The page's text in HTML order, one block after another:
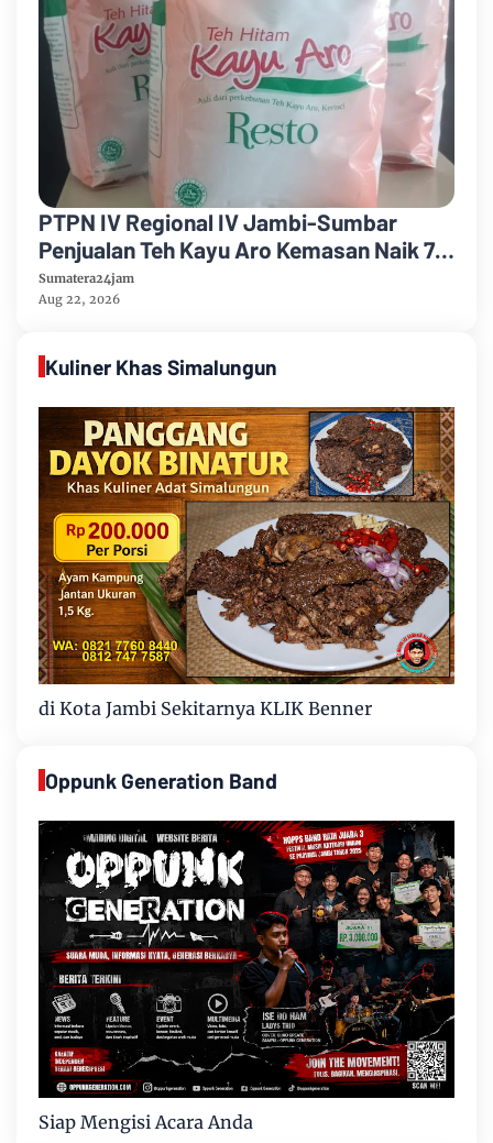
PTPN IV Regional IV Jambi-Sumbar
Penjualan Teh Kayu Aro Kemasan Naik 7
Persen Semester Pertama Tahun 2026
Sumatera24jam
Aug 22, 2026
Kuliner Khas Simalungun
di Kota Jambi Sekitarnya KLIK Benner
Oppunk Generation Band
Siap Mengisi Acara Anda